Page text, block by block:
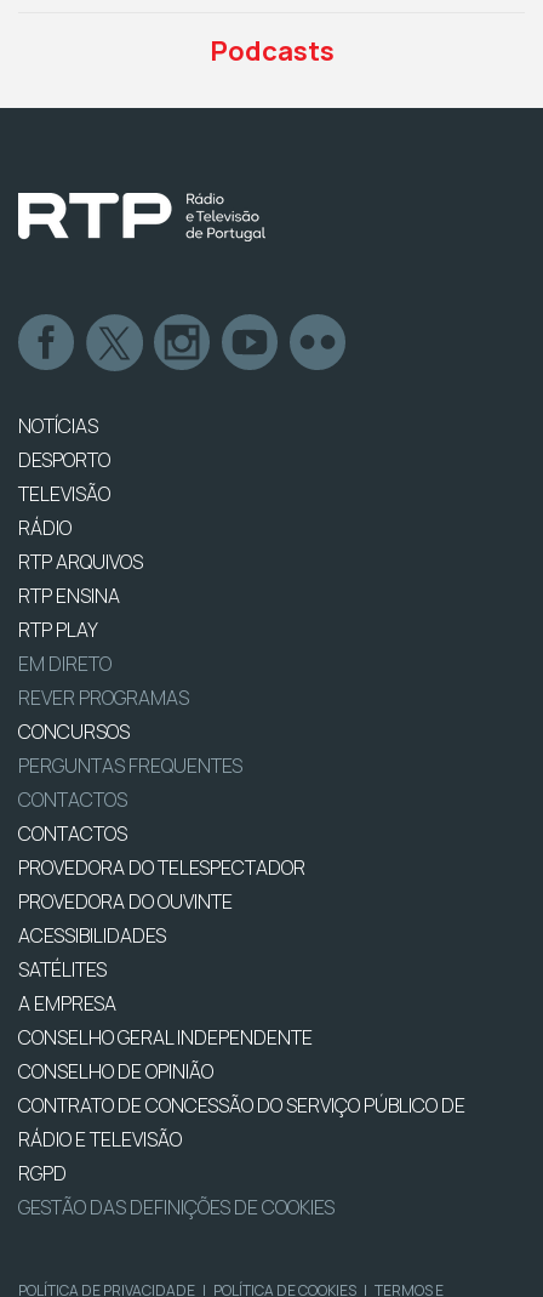
Podcasts
NOTÍCIAS
DESPORTO
TELEVISÃO
RÁDIO
RTP ARQUIVOS
RTP ENSINA
RTP PLAY
EM DIRETO
REVER PROGRAMAS
CONCURSOS
PERGUNTAS FREQUENTES
CONTACTOS
CONTACTOS
PROVEDORA DO TELESPECTADOR
PROVEDORA DO OUVINTE
ACESSIBILIDADES
SATÉLITES
A EMPRESA
CONSELHO GERAL INDEPENDENTE
CONSELHO DE OPINIÃO
CONTRATO DE CONCESSÃO DO SERVIÇO PÚBLICO DE
RÁDIO E TELEVISÃO
RGPD
GESTÃO DAS DEFINIÇÕES DE COOKIES
POLÍTICA DE PRIVACIDADE | POLÍTICA DE COOKIES | TERMOS E